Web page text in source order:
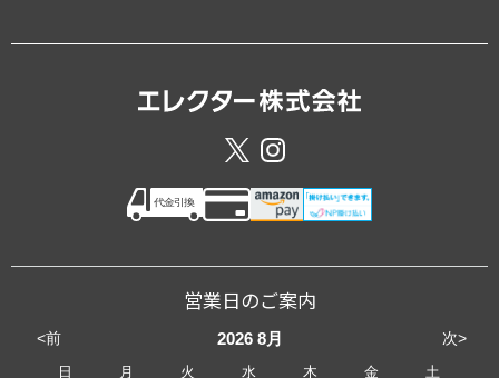
営業日のご案内
<前 次>
2026 8月
日 月 火 水 木 金 土